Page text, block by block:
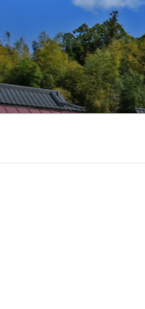
テ
ン
ツ
へ
ス